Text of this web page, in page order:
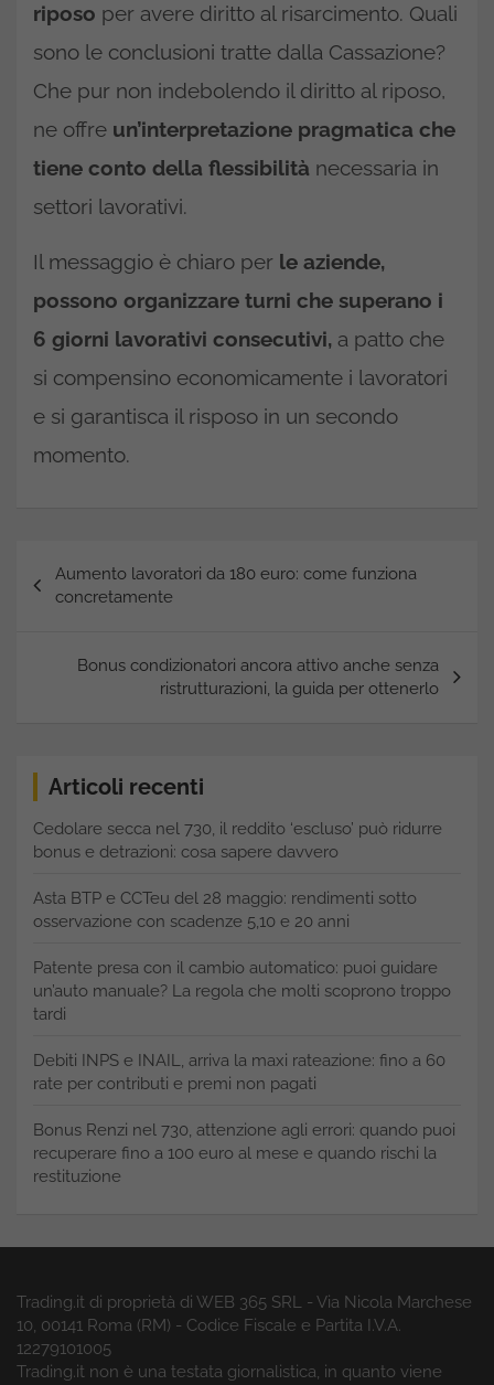
riposo per avere diritto al risarcimento. Quali
sono le conclusioni tratte dalla Cassazione?
Che pur non indebolendo il diritto al riposo,
ne offre un’interpretazione pragmatica che
tiene conto della flessibilità necessaria in
settori lavorativi.
Il messaggio è chiaro per le aziende,
possono organizzare turni che superano i
6 giorni lavorativi consecutivi, a patto che
si compensino economicamente i lavoratori
e si garantisca il risposo in un secondo
momento.
articoli
Aumento lavoratori da 180 euro: come funziona
concretamente
Bonus condizionatori ancora attivo anche senza
ristrutturazioni, la guida per ottenerlo
Articoli recenti
Cedolare secca nel 730, il reddito ‘escluso’ può ridurre
bonus e detrazioni: cosa sapere davvero
Asta BTP e CCTeu del 28 maggio: rendimenti sotto
osservazione con scadenze 5,10 e 20 anni
Patente presa con il cambio automatico: puoi guidare
un’auto manuale? La regola che molti scoprono troppo
tardi
Debiti INPS e INAIL, arriva la maxi rateazione: fino a 60
rate per contributi e premi non pagati
Bonus Renzi nel 730, attenzione agli errori: quando puoi
recuperare fino a 100 euro al mese e quando rischi la
restituzione
Trading.it di proprietà di WEB 365 SRL - Via Nicola Marchese
10, 00141 Roma (RM) - Codice Fiscale e Partita I.V.A.
12279101005
Trading.it non è una testata giornalistica, in quanto viene